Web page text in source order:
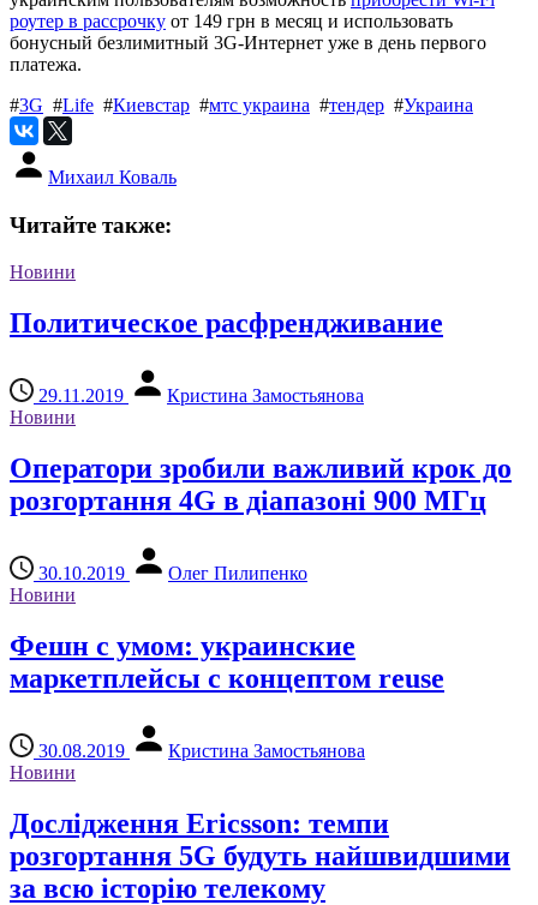
роутер в рассрочку от 149 грн в месяц и использовать
бонусный безлимитный 3G-Интернет уже в день первого
платежа.
#3G #Life #Киевстар #мтс украина #тендер #Украина
Михаил Коваль
Читайте также:
Новини
Политическое расфрендживание
29.11.2019
Кристина Замостьянова
Новини
Оператори зробили важливий крок до
розгортання 4G в діапазоні 900 МГц
30.10.2019
Олег Пилипенко
Новини
Фешн с умом: украинские
маркетплейсы с концептом reuse
30.08.2019
Кристина Замостьянова
Новини
Дослідження Ericsson: темпи
розгортання 5G будуть найшвидшими
за всю історію телекому